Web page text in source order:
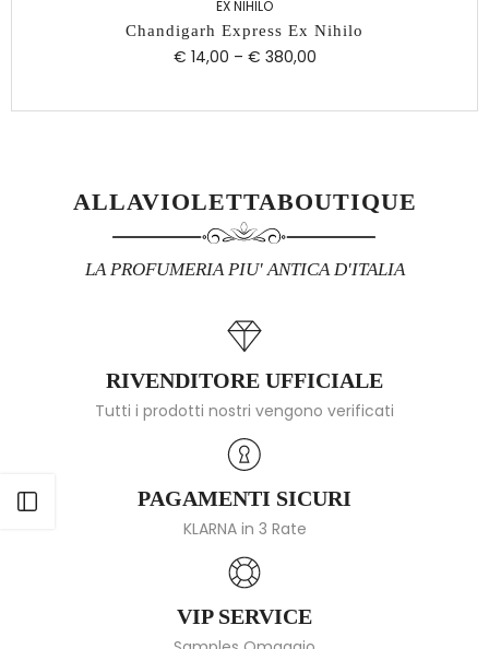
Apri barra laterale
EX NIHILO
Chandigarh Express Ex Nihilo
€ 14,00 – € 380,00
ALLAVIOLETTABOUTIQUE
LA PROFUMERIA PIU' ANTICA D'ITALIA
RIVENDITORE UFFICIALE
Tutti i prodotti nostri vengono verificati
PAGAMENTI SICURI
KLARNA in 3 Rate
VIP SERVICE